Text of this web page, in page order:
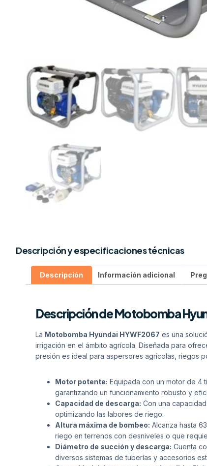
Descripción y especificaciones técnicas
Descripción Información adicional
Descripción de Motobomba
La Motobomba Hyundai HYWF2067 es una
irrigación en el ámbito agrícola. Diseñada para
presión es ideal para aspersores agrícolas, riegos
Motor potente: Equipada con un motor de 4
garantizando un funcionamiento robusto y
Capacidad de descarga: Con una
optimizando las labores de riego.
Altura máxima de bombeo: Alcanza hasta
riego en terrenos con desniveles o que
Diámetro de succión y descarga: Cuenta
diversos sistemas de tuberías y accesorios